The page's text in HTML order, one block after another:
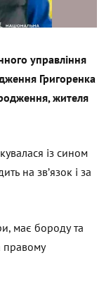
управління
Григоренка
жителя
із сином
на зв’язок і за
має бороду та
правому